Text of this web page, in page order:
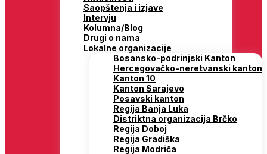
Saopštenja i izjave
Intervju
Kolumna/Blog
Drugi o nama
Lokalne organizacije
Bosansko-podrinjski Kanton
Hercegovačko-neretvanski kanton
Kanton 10
Kanton Sarajevo
Posavski kanton
Regija Banja Luka
Distriktna organizacija Brčko
Regija Doboj
Regija Gradiška
Regija Modriča